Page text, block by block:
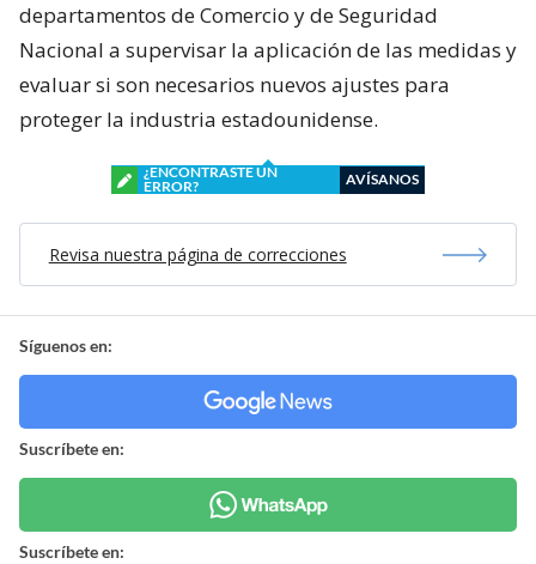
departamentos de Comercio y de Seguridad
Nacional a supervisar la aplicación de las medidas y
evaluar si son necesarios nuevos ajustes para
proteger la industria estadounidense.
¿ENCONTRASTE UN
ERROR?
AVÍSANOS
Revisa nuestra página de correcciones
Síguenos en:
Suscríbete en:
Suscríbete en: